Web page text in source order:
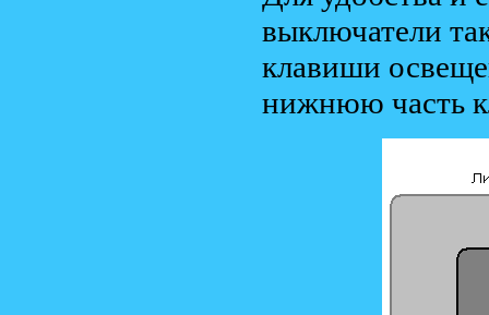
выключатели
клавиши
нижнюю часть